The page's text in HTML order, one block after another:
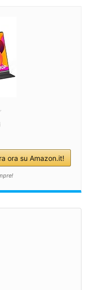
ora su Amazon.it!